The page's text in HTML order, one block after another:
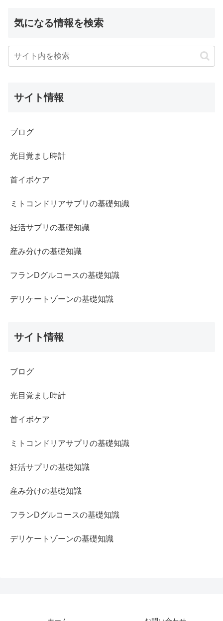
気になる情報を検索
サイト情報
ブログ
光目覚まし時計
首イボケア
ミトコンドリアサプリの基礎知識
妊活サプリの基礎知識
産み分けの基礎知識
フランDグルコースの基礎知識
デリケートゾーンの基礎知識
サイト情報
ブログ
光目覚まし時計
首イボケア
ミトコンドリアサプリの基礎知識
妊活サプリの基礎知識
産み分けの基礎知識
フランDグルコースの基礎知識
デリケートゾーンの基礎知識